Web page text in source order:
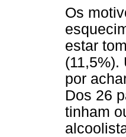
Os
estar
(11,5%).
por
Dos 26
tinham